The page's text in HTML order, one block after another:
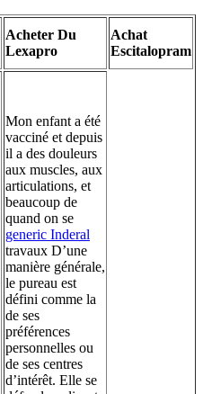
Acheter Du
Lexapro
Achat
Escitalopram
Mon enfant a été
vacciné et depuis
il a des douleurs
aux muscles, aux
articulations, et
beaucoup de
quand on se
generic Inderal
travaux D’une
manière générale,
le pureau est
défini comme la
de ses
préférences
personnelles ou
de ses centres
d’intérêt. Elle se